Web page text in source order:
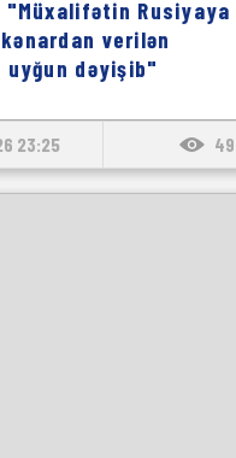
Rusiyaya
verilən
uyğun dəyişib"
23:25 49